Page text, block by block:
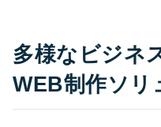
多様なビジネ
WEB制作ソリ